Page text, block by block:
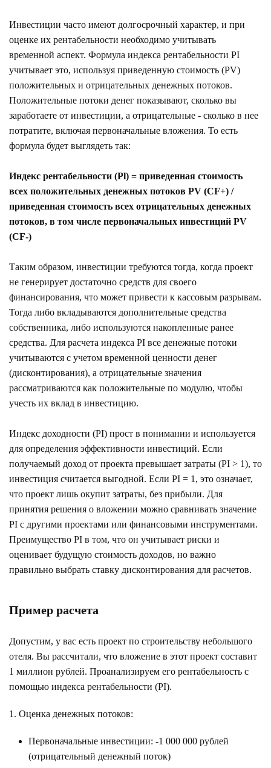
Инвестиции часто имеют долгосрочный характер, и при
оценке их рентабельности необходимо учитывать
временной аспект. Формула индекса рентабельности PI
учитывает это, используя приведенную стоимость (PV)
положительных и отрицательных денежных потоков.
Положительные потоки денег показывают, сколько вы
заработаете от инвестиции, а отрицательные - сколько в нее
потратите, включая первоначальные вложения. То есть
формула будет выглядеть так:
Индекс рентабельности (Pl) = приведенная стоимость
всех положительных денежных потоков PV (CF+) /
приведенная стоимость всех отрицательных денежных
потоков, в том числе первоначальных инвестиций PV
(CF-)
Таким образом, инвестиции требуются тогда, когда проект
не генерирует достаточно средств для своего
финансирования, что может привести к кассовым разрывам.
Тогда либо вкладываются дополнительные средства
собственника, либо используются накопленные ранее
средства. Для расчета индекса PI все денежные потоки
учитываются с учетом временной ценности денег
(дисконтирования), а отрицательные значения
рассматриваются как положительные по модулю, чтобы
учесть их вклад в инвестицию.
Индекс доходности (PI) прост в понимании и используется
для определения эффективности инвестиций. Если
получаемый доход от проекта превышает затраты (PI > 1), то
инвестиция считается выгодной. Если PI = 1, это означает,
что проект лишь окупит затраты, без прибыли. Для
принятия решения о вложении можно сравнивать значение
PI с другими проектами или финансовыми инструментами.
Преимущество PI в том, что он учитывает риски и
оценивает будущую стоимость доходов, но важно
правильно выбрать ставку дисконтирования для расчетов.
Пример расчета
Допустим, у вас есть проект по строительству небольшого
отеля. Вы рассчитали, что вложение в этот проект составит
1 миллион рублей. Проанализируем его рентабельность с
помощью индекса рентабельности (PI).
Оценка денежных потоков:
Первоначальные инвестиции: -1 000 000 рублей
(отрицательный денежный поток)